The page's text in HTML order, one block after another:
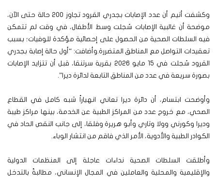
وكشفت أتيم أن عدد الإصابات بجدري القرود تجاوز 200 حالة حتى الآن،
موضحة أن غالبية الإصابات سُجلت وسط الأطفال، في وقت لم تتمكن
فيه السلطات الصحية من الحصول على إحصائية مؤكدة للوفيات؛ بسبب
تعقيدات التواصل مع المناطق المتضررة.وأضافت: “أول حالة إصابة بجدري
القرود سُجلت في 15 مايو 2026 بقرية سرتنقا، قبل أن تتزايد الإصابات
بصورة سريعة في عدد من المناطق التابعة لدائرة ديرا”.
وأوضحت ابتسام، أن دائرة ديرا تعاني انهياراً شبه كامل في القطاع
الصحي، مع خروج عدد من المراكز الطبية عن الخدمة، بينها مراكز طيبة
وديرا وكورني وولا وتاري وأبو هريرة وفلقا، إلى جانب النقص الحاد في
الكوادر الطبية والأدوية، الأمر الذي فاقم من انتشار الوباء.
وأطلقت السلطات الصحية نداءات عاجلة إلى المنظمات الدولية
والإقليمية والمحلية والعاملين في المجال الإنساني، مطالبةً بالتدخل